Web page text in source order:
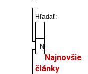
Hľadať:
Najnovšie
články